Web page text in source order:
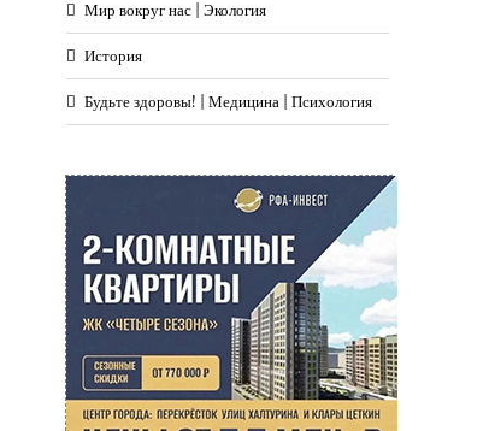
Мир вокруг нас | Экология
История
Будьте здоровы! | Медицина | Психология